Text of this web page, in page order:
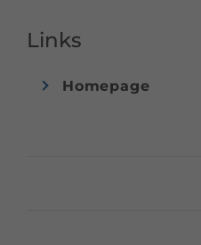
Links
Homepage